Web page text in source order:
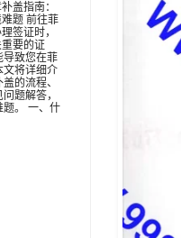
盖指南：
题 前往菲
签证时，
要的证
导致您在菲
文将详细介
的流程、
题解答，
题。 一、什